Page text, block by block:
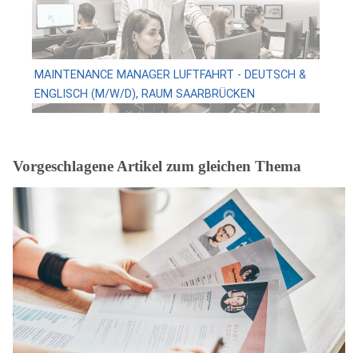
MAINTENANCE MANAGER LUFTFAHRT - DEUTSCH &
ENGLISCH (M/W/D), RAUM SAARBRÜCKEN
Vorgeschlagene Artikel zum gleichen Thema